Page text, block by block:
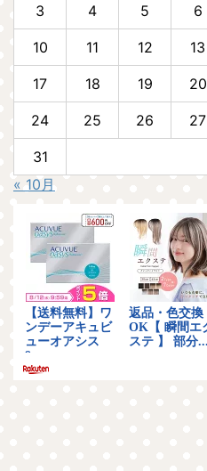
3 4 5 6
10 11 12 13
17 18 19 20
24 25 26 27
31
« 10月